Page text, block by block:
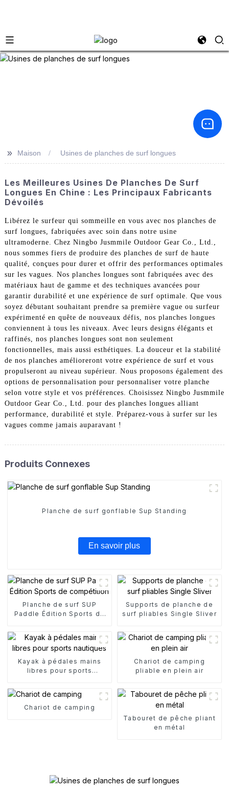
>> Maison Usines de planches de surf longues
Les Meilleures Usines De Planches De Surf
Longues En Chine : Les Principaux Fabricants
Dévoilés
Libérez le surfeur qui sommeille en vous avec nos planches de
surf longues, fabriquées avec soin dans notre usine
ultramoderne. Chez Ningbo Jusmmile Outdoor Gear Co., Ltd.,
nous sommes fiers de produire des planches de surf de haute
qualité, conçues pour durer et offrir des performances optimales
sur les vagues. Nos planches longues sont fabriquées avec des
matériaux haut de gamme et des techniques avancées pour
garantir durabilité et une expérience de surf optimale. Que vous
soyez débutant souhaitant prendre sa première vague ou surfeur
expérimenté en quête de nouveaux défis, nos planches longues
conviennent à tous les niveaux. Avec leurs designs élégants et
raffinés, nos planches longues sont non seulement
fonctionnelles, mais aussi esthétiques. La douceur et la stabilité
de nos planches amélioreront votre expérience de surf et vous
propulseront au niveau supérieur. Nous proposons également des
options de personnalisation pour personnaliser votre planche
selon votre style et vos préférences. Choisissez Ningbo Jusmmile
Outdoor Gear Co., Ltd. pour des planches longues alliant
performance, durabilité et style. Préparez-vous à surfer sur les
vagues comme jamais auparavant !
Produits Connexes
Planche de surf gonflable Sup Standing
En savoir plus
Planche de surf SUP
Paddle Édition Sports de
Supports de planche de
surf pliables Single Sliver
Kayak à pédales mains
libres pour sports
Chariot de camping
pliable en plein air
Chariot de camping
Tabouret de pêche pliant
en métal